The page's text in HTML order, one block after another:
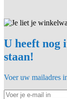
U heeft nog
staan!
Voer uw mailadres